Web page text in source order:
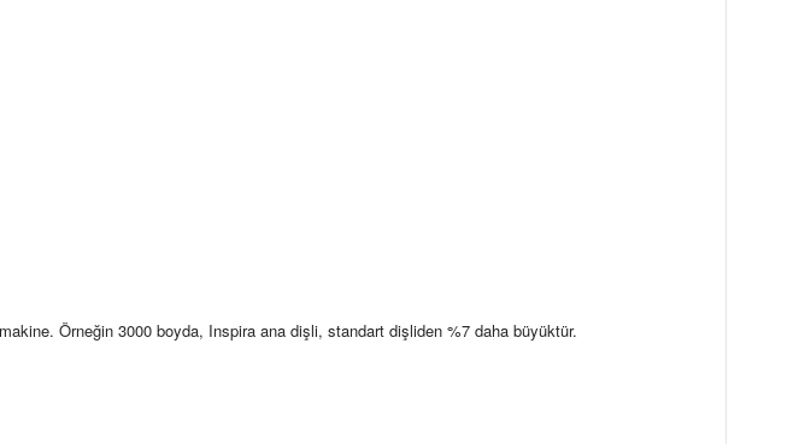
Örneğin 3000 boyda, Inspira ana dişli, standart dişliden %7 daha büyüktür.